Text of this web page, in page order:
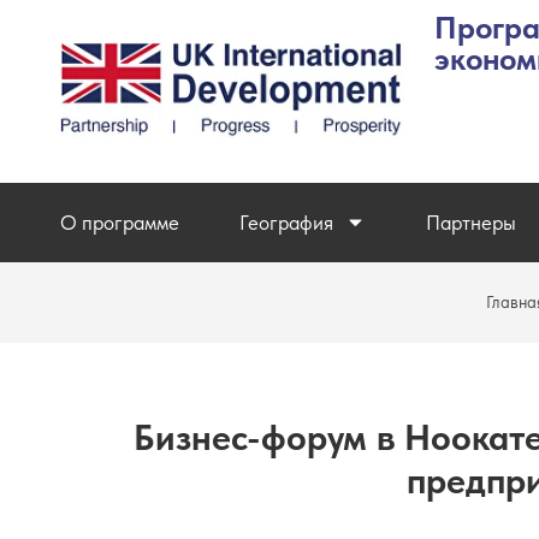
О программе География Партнеры
Бизнес-форум в